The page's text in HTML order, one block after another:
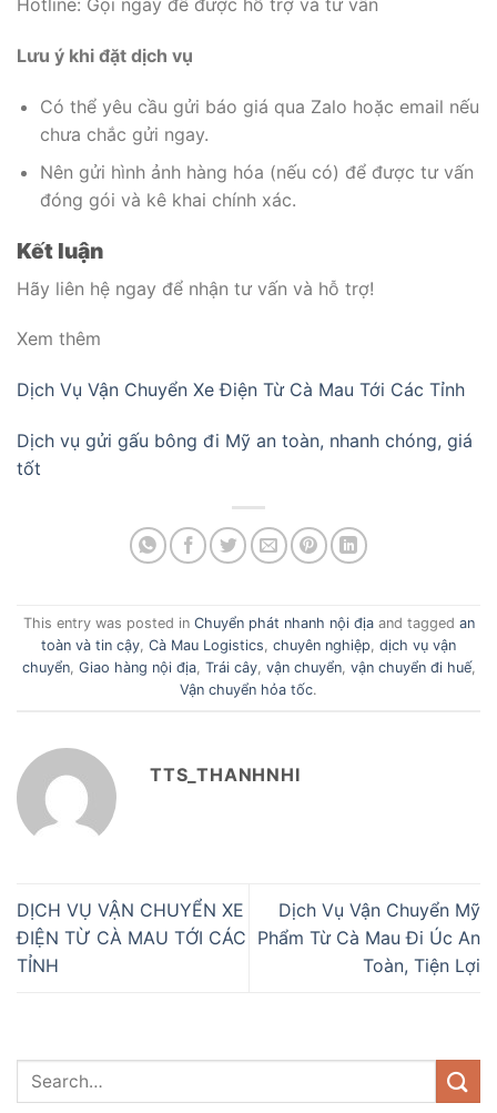
Lưu ý khi đặt dịch vụ
Có thể yêu cầu gửi báo giá qua Zalo hoặc email nếu
chưa chắc gửi ngay.
Nên gửi hình ảnh hàng hóa (nếu có) để được tư vấn
đóng gói và kê khai chính xác.
Kết luận
Hãy liên hệ ngay để nhận tư vấn và hỗ trợ!
Xem thêm
Dịch Vụ Vận Chuyển Xe Điện Từ Cà Mau Tới Các Tỉnh
Dịch vụ gửi gấu bông đi Mỹ an toàn, nhanh chóng, giá
tốt
This entry was posted in Chuyển phát nhanh nội địaand tagged an
toàn và tin cậy, Cà Mau Logistics, chuyên nghiệp, dịch vụ vận
chuyển, Giao hàng nội địa, Trái cây, vận chuyển, vận chuyển đi huế,
Vận chuyển hỏa tốc.
TTS_THANHNHI
DỊCH VỤ VẬN CHUYỂN XE
ĐIỆN TỪ CÀ MAU TỚI CÁC
TỈNH
Dịch Vụ Vận Chuyển Mỹ
Phẩm Từ Cà Mau Đi Úc An
Toàn, Tiện Lợi